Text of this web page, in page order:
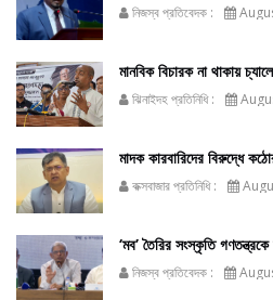
নিজস্ব প্রতিবেদক :
মানবিক বিচারক না থাকায়
ঝিনাইদহ প্রতিনিধি :
মাদক কারবারিদের বিরুদ্ধে
কক্সবাজার প্রতিনিধি :
‘মব’ তৈরির সংস্কৃতি
নিজস্ব প্রতিবেদক :